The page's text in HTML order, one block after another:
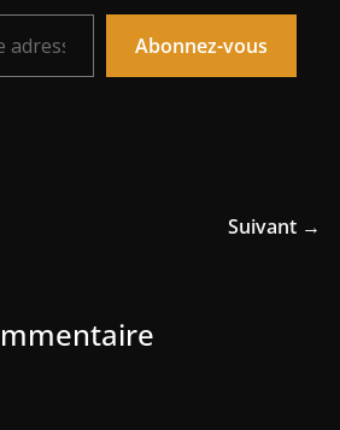
Abonnez-vous
Suivant →